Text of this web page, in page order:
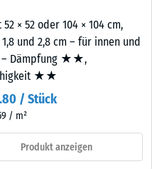
52 × 52 oder 104 × 104 cm,
und 2,8 cm – für innen und
– Dämpfung ★★,
★★
/ Stück
/ m²
Produkt anzeigen